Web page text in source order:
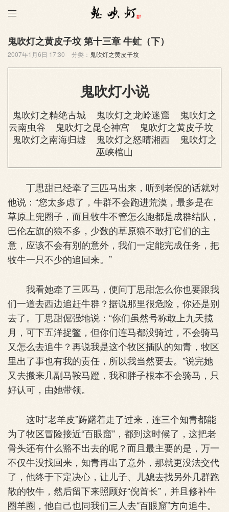

鬼吹灯之黄皮子坟 第十三章 牛虻（下）
2007年1月6日 17:30 分类： 鬼吹灯之黄皮子坟
鬼吹灯小说
鬼吹灯之精绝古城 鬼吹灯之龙岭迷窟
鬼吹灯之
云南虫谷
鬼吹灯之昆仑神宫
鬼吹灯之黄皮子坟
鬼吹灯之南海归墟
鬼吹灯之怒晴湘西
鬼吹灯之
巫峡棺山
丁思甜已经牵了三匹马出来，听到老倪的话就对
他说：“您太多虑了，牛群不会跑进荒漠，最多是在
草原上兜圈子，而且牧牛不管怎么跑都是成群结队，
巴伦左旗的狼不多，少数的草原狼不敢打它们的主
意，应该不会有别的意外，我们一定能完成任务，把
牧牛一只不少的追回来。”
我看她牵了三匹马，便问丁思甜怎么你也要跟我
们一道去西边追赶牛群？据说那里很危险，你还是别
去了。丁思甜倔强地说：“你们虽然号称敢上九天揽
月，可下五洋捉鳖，但你们连马都没骑过，不会骑马
又怎么去追牛？再说我是这个牧区插队的知青，牧区
里出了事也有我的责任，所以我当然要去。”说完她
又去搬来几副马鞍马蹬，我和胖子根本不会骑马，只
好认可，由她带领。
这时“老羊皮”踌躇着走了过来，连三个知青都能
为了牧区冒险接近“百眼窟”，都到这时候了，这把老
骨头还有什么豁不出去的呢？而且最主要的是，万一
不仅牛没找回来，知青再出了意外，那就更没法交代
了，他终于下定决心，让儿子、儿媳去找另外几群跑
散的牧牛，然后留下来照顾好“倪首长”，并且修补牛
圈羊圈，他自己也同我们三人去“百眼窟”方向追牛。